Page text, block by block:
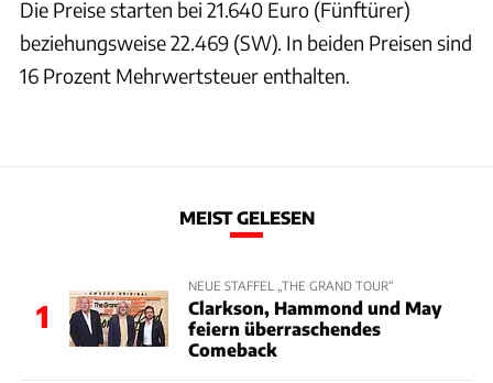
Die Preise starten bei 21.640 Euro (Fünftürer)
beziehungsweise 22.469 (SW). In beiden Preisen sind
16 Prozent Mehrwertsteuer enthalten.
MEIST GELESEN
1
NEUE STAFFEL „THE GRAND TOUR“
Clarkson, Hammond und May
feiern überraschendes
Comeback